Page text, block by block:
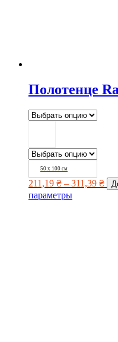
Полотенце
50 х 100 см
211,19 ₴ – 311,39 ₴
параметры